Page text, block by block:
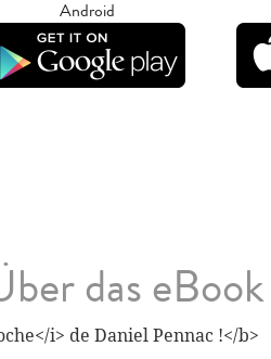
Android
das eBook
i> de Daniel Pennac !</b>